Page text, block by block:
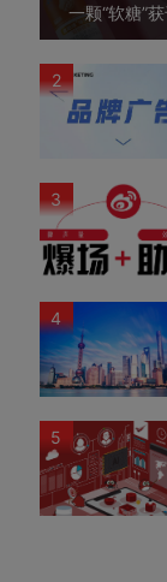
一颗“软糖”
2
3
4
5